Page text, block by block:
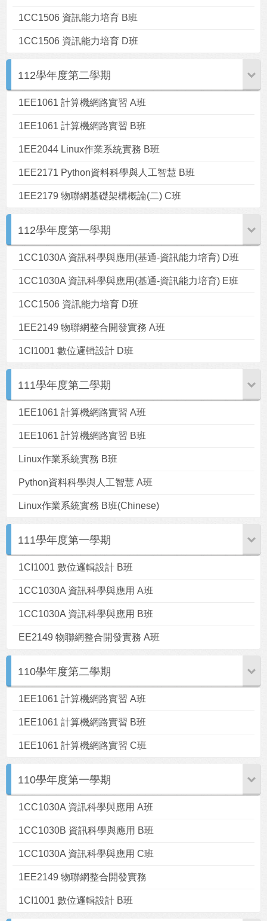
1CC1506 資訊能力培育 B班
1CC1506 資訊能力培育 D班
112學年度第二學期
1EE1061 計算機網路實習 A班
1EE1061 計算機網路實習 B班
1EE2044 Linux作業系統實務 B班
1EE2171 Python資料科學與人工智慧 B班
1EE2179 物聯網基礎架構概論(二) C班
112學年度第一學期
1CC1030A 資訊科學與應用(基通-資訊能力培育) D班
1CC1030A 資訊科學與應用(基通-資訊能力培育) E班
1CC1506 資訊能力培育 D班
1EE2149 物聯網整合開發實務 A班
1CI1001 數位邏輯設計 D班
111學年度第二學期
1EE1061 計算機網路實習 A班
1EE1061 計算機網路實習 B班
Linux作業系統實務 B班
Python資料科學與人工智慧 A班
Linux作業系統實務 B班(Chinese)
111學年度第一學期
1CI1001 數位邏輯設計 B班
1CC1030A 資訊科學與應用 A班
1CC1030A 資訊科學與應用 B班
EE2149 物聯網整合開發實務 A班
110學年度第二學期
1EE1061 計算機網路實習 A班
1EE1061 計算機網路實習 B班
1EE1061 計算機網路實習 C班
110學年度第一學期
1CC1030A 資訊科學與應用 A班
1CC1030B 資訊科學與應用 B班
1CC1030A 資訊科學與應用 C班
1EE2149 物聯網整合開發實務
1CI1001 數位邏輯設計 B班